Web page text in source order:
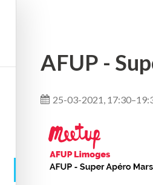
AFUP -
25-03-2021,